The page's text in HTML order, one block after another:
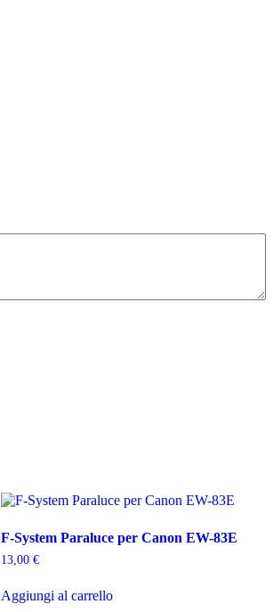
F-System Paraluce per Canon EW-83E
13,00 €
Aggiungi al carrello